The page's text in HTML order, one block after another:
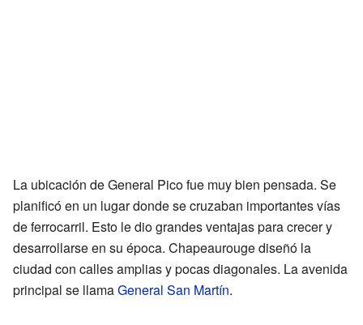
La ubicación de General Pico fue muy bien pensada. Se
planificó en un lugar donde se cruzaban importantes vías
de ferrocarril. Esto le dio grandes ventajas para crecer y
desarrollarse en su época. Chapeaurouge diseñó la
ciudad con calles amplias y pocas diagonales. La avenida
principal se llamaGeneral San Martín.